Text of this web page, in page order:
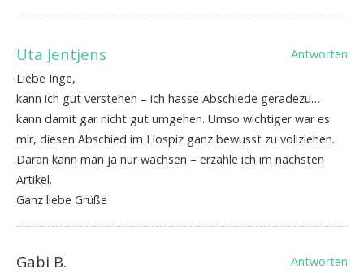
Uta Jentjens
Antworten
Liebe Inge,
kann ich gut verstehen – ich hasse Abschiede geradezu…
kann damit gar nicht gut umgehen. Umso wichtiger war es
mir, diesen Abschied im Hospiz ganz bewusst zu vollziehen.
Daran kann man ja nur wachsen – erzähle ich im nächsten
Artikel.
Ganz liebe Grüße
Gabi B.
Antworten